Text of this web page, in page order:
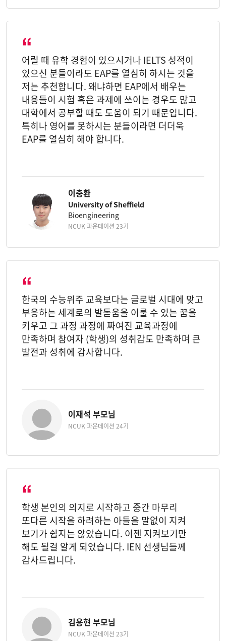
어릴 때 유학 경험이 있으시거나 IELTS 성적이
있으신 분들이라도 EAP를 열심히 하시는 것을
저는 추천합니다. 왜냐하면 EAP에서 배우는
내용들이 시험 혹은 과제에 쓰이는 경우도 많고
대학에서 공부할 때도 도움이 되기 때문입니다.
특히나 영어를 못하시는 분들이라면 더더욱
EAP를 열심히 해야 합니다.
이충환
University of Sheffield
Bioengineering
NCUK 파운데이션 23기
한국의 수능위주 교육보다는 글로벌 시대에 맞고
부응하는 세계로의 발돋움을 이룰 수 있는 꿈을
키우고 그 과정 과정에 짜여진 교육과정에
만족하며 참여자 (학생)의 성취감도 만족하며 큰
발전과 성취에 감사합니다.
이재석 부모님
NCUK 파운데이션 24기
학생 본인의 의지로 시작하고 중간 마무리
또다른 시작을 하려하는 아들을 말없이 지켜
보기가 쉽지는 않았습니다. 이젠 지켜보기만
해도 될걸 알게 되었습니다. IEN 선생님들께
감사드립니다.
김용현 부모님
NCUK 파운데이션 23기